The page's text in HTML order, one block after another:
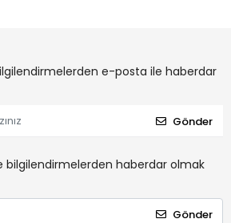
e-posta ile haberdar
Gönder
bilgilendirmelerden haberdar olmak
Gönder